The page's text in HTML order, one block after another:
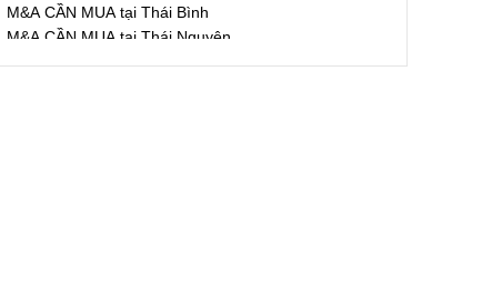
M&A CẦN MUA tại Thái Bình
M&A CẦN MUA tại Thái Nguyên